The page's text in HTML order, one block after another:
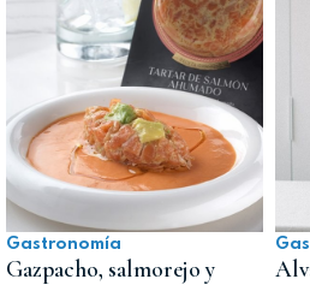
Gastronomía
Gazpacho, salmorejo y